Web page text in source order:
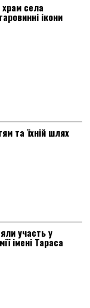
храм села
ікони
та їхній шлях
участь у
імені Тараса